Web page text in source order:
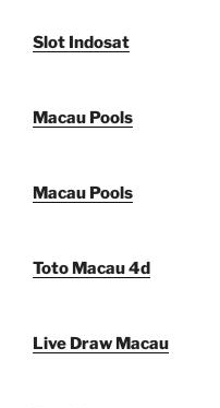
Slot Indosat
Macau Pools
Macau Pools
Toto Macau 4d
Live Draw Macau